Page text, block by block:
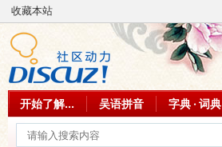
收藏本站
开始了解... 吴语拼音 字典 · 词典